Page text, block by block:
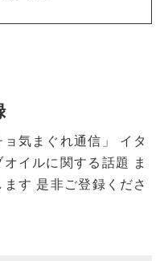
気まぐれ通信」
イタ
イルに関する話題
ま
ます 是非ご登録くださ